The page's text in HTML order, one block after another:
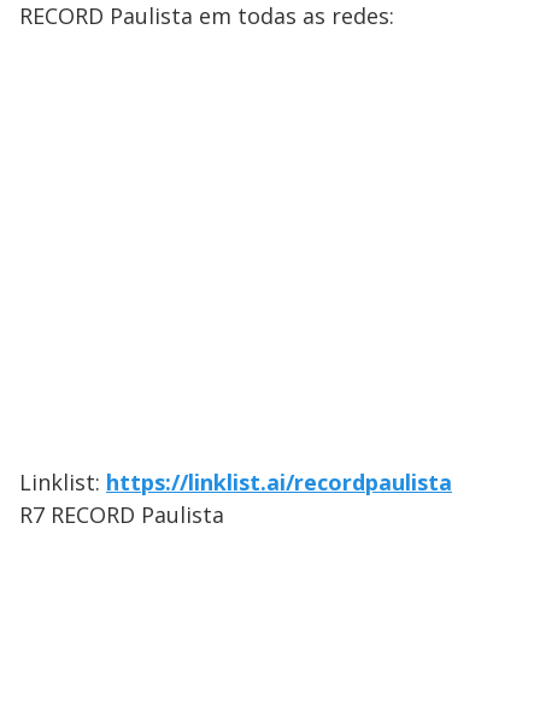
RECORD Paulista em todas as redes:
Linklist: https://linklist.ai/recordpaulista
R7 RECORD Paulista